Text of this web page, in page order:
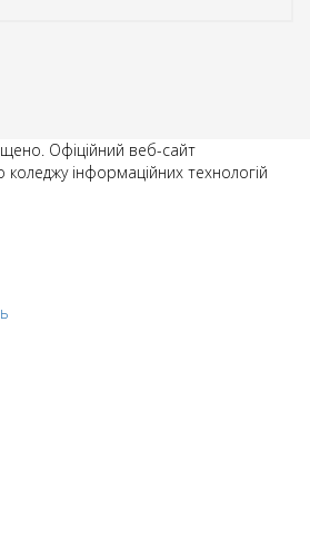
Офіційний веб-сайт
інформаційних технологій